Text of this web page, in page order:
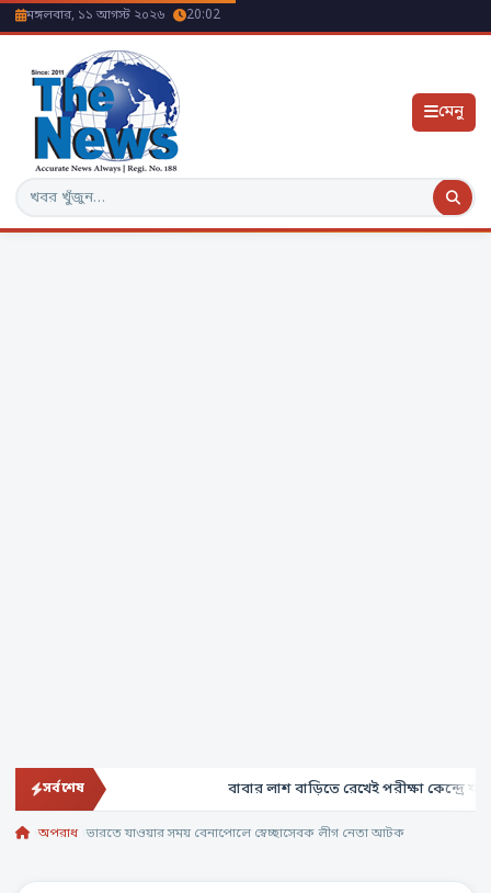
মঙ্গলবার, ১১ আগস্ট ২০২৬ 20:02
মেনু
অনুসন্ধান
সর্বশেষ বাবার লাশ বাড়িতে রেখেই পরীক্ষা কেন্দ্রে ঋতু –
অপরাধ ভারতে যাওয়ার সময় বেনাপোলে স্বেচ্ছাসেবক লীগ নেতা আটক